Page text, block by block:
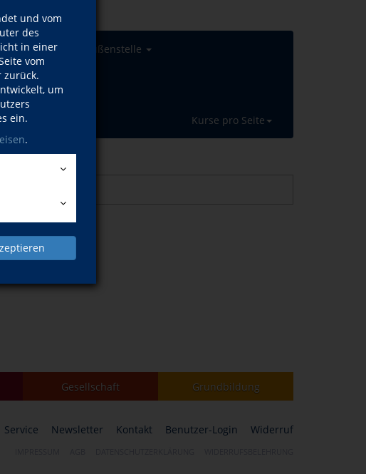
und vom
des
in einer
vom
zurück.
um
ein.
.
Kurs-Typ Außenstelle
Kurse pro Seite
Gesellschaft Grundbildung
Service Newsletter Kontakt Benutzer-Login Widerruf